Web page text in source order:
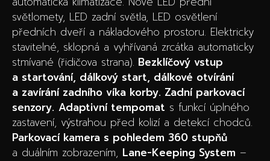
světlomety, LED zadní světla, LED osvětlení
předních dveří a nákladového prostoru. Elektricky
stavitelné, sklopná a vyhřívaná zrcátka automaticky
stmívané (řidičova strana). Bezklíčový vstup
a startování, dálkový start, dálkové otvírání
a zavírání zadního víka korby. Zadní parkovací
senzory. Adaptivní tempomat s funkcí úplného
zastavení, výstrahou před kolizí a detekcí chodců.
Parkovací kamera s pohledem 360 stupňů
a duálním zobrazením, Lane-Keeping System –